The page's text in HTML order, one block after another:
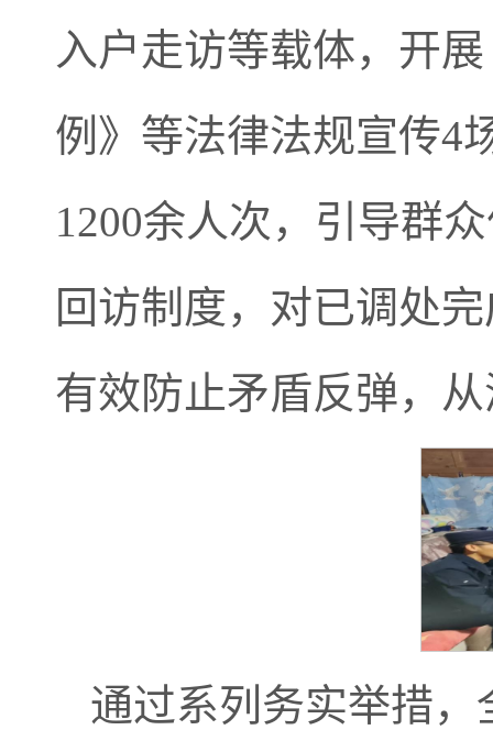
入户走访等载体，开
例》等法律法规宣传4
1200余人次，引导群
回访制度，对已调处
有效防止矛盾反弹，
通过系列务实举措